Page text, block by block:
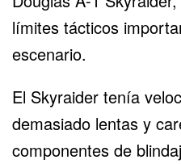
límites tácticos
escenario.
El Skyraider tenía
demasiado lentas y
componentes de